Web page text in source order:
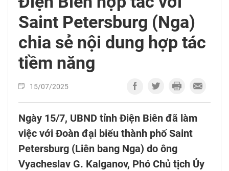
Saint Petersburg (Nga)
chia sẻ nội dung hợp tác
tiềm năng
15/07/2025
Ngày 15/7, UBND tỉnh Điện Biên đã làm
việc với Đoàn đại biểu thành phố Saint
Petersburg (Liên bang Nga) do ông
Vyacheslav G. Kalganov, Phó Chủ tịch Ủy